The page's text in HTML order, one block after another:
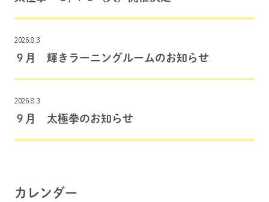
2026.8.3
９月 輝きラーニングルームのお知らせ
2026.8.3
９月 太極拳のお知らせ
カレンダー